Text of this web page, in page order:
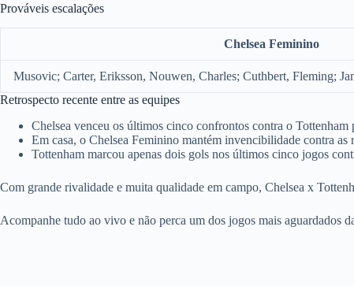
Prováveis escalações
Chelsea Feminino
Musovic; Carter, Eriksson, Nouwen, Charles; Cuthbert, Fleming;
Retrospecto recente entre as equipes
Chelsea venceu os últimos cinco confrontos contra o
Em casa, o Chelsea Feminino mantém invencibilidade contra as
Tottenham marcou apenas dois gols nos últimos cinco jogos
Com grande rivalidade e muita qualidade em campo, Chelsea x
Acompanhe tudo ao vivo e não perca um dos jogos mais aguardados